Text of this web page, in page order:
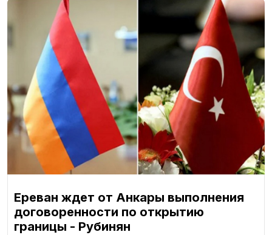
Ереван ждет от Анкары выполнения
договоренности по открытию
границы - Рубинян